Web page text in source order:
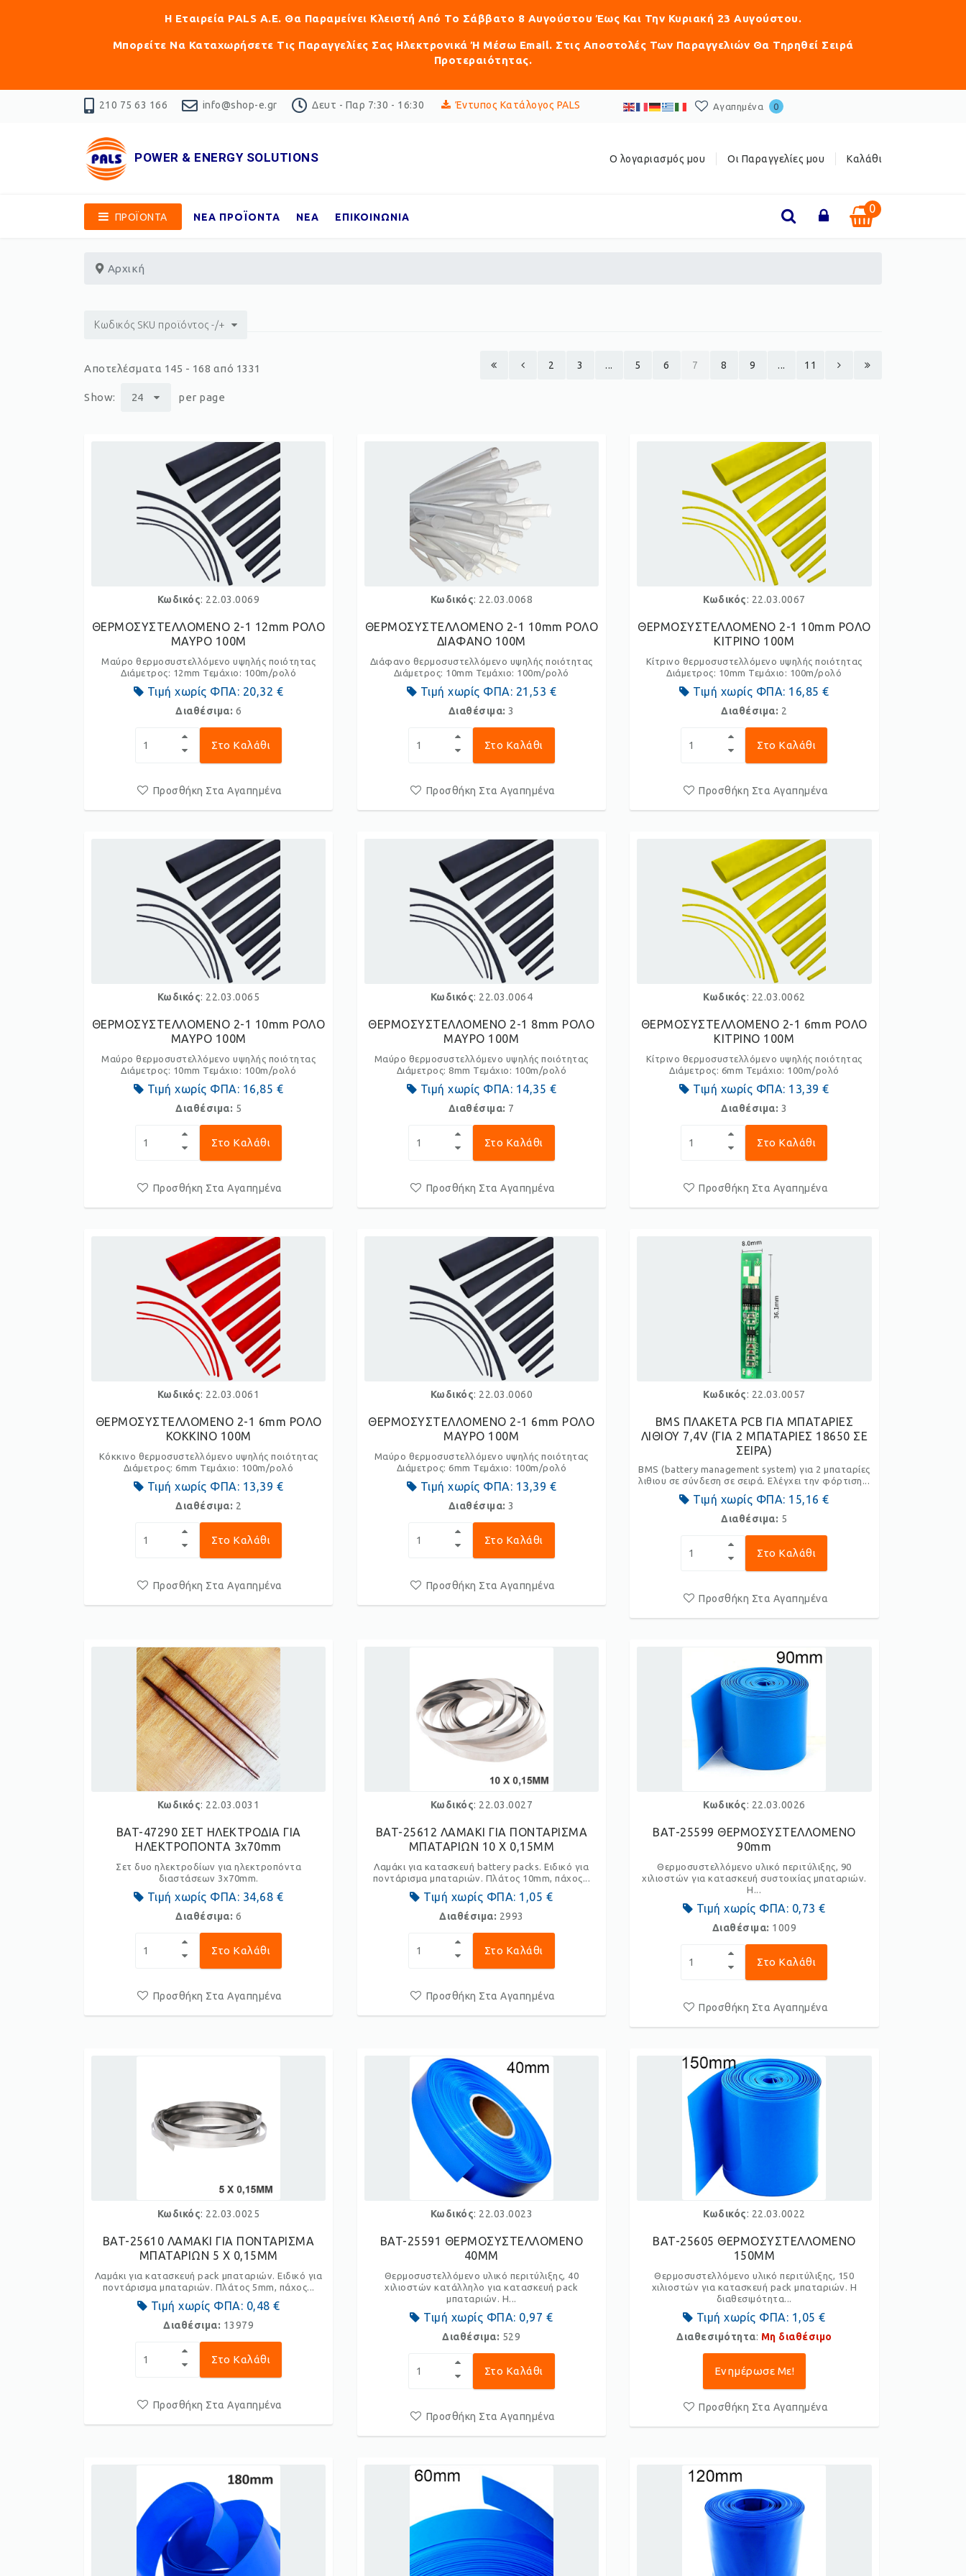
Η Εταιρεία PALS Α.Ε. Θα Παραμείνει Κλειστή Από Το Σάββατο 8 Αυγούστου Έως Και Την Κυριακή 23 Αυγούστου.
Μπορείτε Να Καταχωρήσετε Τις Παραγγελίες Σας Ηλεκτρονικά Ή Μέσω Email. Στις Αποστολές Των Παραγγελιών Θα Τηρηθεί Σειρά
Προτεραιότητας.
210 75 63 166 info@shop-e.gr Δευτ - Παρ 7:30 - 16:30 Έντυπος Κατάλογος PALS Αγαπημένα 0
POWER & ENERGY SOLUTIONS Ο λογαριασμός μου Οι Παραγγελίες μου Καλάθι
ΠΡΟΪΟΝΤΑ ΝΕΑ ΠΡΟΪΟΝΤΑ ΝΕΑ ΕΠΙΚΟΙΝΩΝΙΑ
0
Αρχική
Κωδικός SKU προϊόντος -/+
Αποτελέσματα 145 - 168 από 1331
Show: 24 per page
2 3 ... 5 6 7 8 9 ... 11
Κωδικός: 22.03.0069
ΘΕΡΜΟΣΥΣΤΕΛΛΟΜΕΝΟ 2-1 12mm ΡΟΛΟ
ΜΑΥΡΟ 100M
Μαύρο θερμοσυστελλόμενο υψηλής ποιότητας
Διάμετρος: 12mm Τεμάχιο: 100m/ρολό
Τιμή χωρίς ΦΠΑ: 20,32 €
Διαθέσιμα: 6
Στο Καλάθι
Προσθήκη Στα Αγαπημένα
Κωδικός: 22.03.0068
ΘΕΡΜΟΣΥΣΤΕΛΛΟΜΕΝΟ 2-1 10mm ΡΟΛΟ
ΔΙΑΦΑΝΟ 100M
Διάφανο θερμοσυστελλόμενο υψηλής ποιότητας
Διάμετρος: 10mm Τεμάχιο: 100m/ρολό
Τιμή χωρίς ΦΠΑ: 21,53 €
Διαθέσιμα:3
Στο Καλάθι
Προσθήκη Στα Αγαπημένα
Κωδικός: 22.03.0067
ΘΕΡΜΟΣΥΣΤΕΛΛΟΜΕΝΟ 2-1 10mm ΡΟΛΟ
ΚΙΤΡΙΝΟ 100M
Κίτρινο θερμοσυστελλόμενο υψηλής ποιότητας
Διάμετρος: 10mm Τεμάχιο: 100m/ρολό
Τιμή χωρίς ΦΠΑ: 16,85 €
Διαθέσιμα: 2
Στο Καλάθι
Προσθήκη Στα Αγαπημένα
Κωδικός: 22.03.0065
ΘΕΡΜΟΣΥΣΤΕΛΛΟΜΕΝΟ 2-1 10mm ΡΟΛΟ
ΜΑΥΡΟ 100M
Μαύρο θερμοσυστελλόμενο υψηλής ποιότητας
Διάμετρος: 10mm Τεμάχιο: 100m/ρολό
Τιμή χωρίς ΦΠΑ: 16,85 €
Διαθέσιμα: 5
Στο Καλάθι
Προσθήκη Στα Αγαπημένα
Κωδικός: 22.03.0064
ΘΕΡΜΟΣΥΣΤΕΛΛΟΜΕΝΟ 2-1 8mm ΡΟΛΟ
ΜΑΥΡΟ 100M
Μαύρο θερμοσυστελλόμενο υψηλής ποιότητας
Διάμετρος: 8mm Τεμάχιο: 100m/ρολό
Τιμή χωρίς ΦΠΑ: 14,35 €
Διαθέσιμα: 7
Στο Καλάθι
Προσθήκη Στα Αγαπημένα
Κωδικός: 22.03.0062
ΘΕΡΜΟΣΥΣΤΕΛΛΟΜΕΝΟ 2-1 6mm ΡΟΛΟ
ΚΙΤΡΙΝΟ 100M
Κίτρινο θερμοσυστελλόμενο υψηλής ποιότητας
Διάμετρος: 6mm Τεμάχιο: 100m/ρολό
Τιμή χωρίς ΦΠΑ: 13,39 €
Διαθέσιμα: 3
Στο Καλάθι
Προσθήκη Στα Αγαπημένα
Κωδικός: 22.03.0061
ΘΕΡΜΟΣΥΣΤΕΛΛΟΜΕΝΟ 2-1 6mm ΡΟΛΟ
ΚΟΚΚΙΝΟ 100M
Κόκκινο θερμοσυστελλόμενο υψηλής ποιότητας
Διάμετρος: 6mm Τεμάχιο: 100m/ρολό
Τιμή χωρίς ΦΠΑ: 13,39 €
Διαθέσιμα: 2
Στο Καλάθι
Προσθήκη Στα Αγαπημένα
Κωδικός: 22.03.0060
ΘΕΡΜΟΣΥΣΤΕΛΛΟΜΕΝΟ 2-1 6mm ΡΟΛΟ
ΜΑΥΡΟ 100M
Μαύρο θερμοσυστελλόμενο υψηλής ποιότητας
Διάμετρος: 6mm Τεμάχιο: 100m/ρολό
Τιμή χωρίς ΦΠΑ: 13,39 €
Διαθέσιμα:3
Στο Καλάθι
Προσθήκη Στα Αγαπημένα
Κωδικός: 22.03.0057
BMS ΠΛΑΚΕΤΑ PCB ΓΙΑ ΜΠΑΤΑΡΙΕΣ
ΛΙΘΙΟΥ 7,4V (ΓΙΑ 2 ΜΠΑΤΑΡΙΕΣ 18650 ΣΕ
ΣΕΙΡΑ)
BMS (battery management system) για 2 μπαταρίες
λιθιου σε σύνδεση σε σειρά. Ελέγχει την φόρτιση...
Τιμή χωρίς ΦΠΑ: 15,16 €
Διαθέσιμα: 5
Στο Καλάθι
Προσθήκη Στα Αγαπημένα
Κωδικός: 22.03.0031
BAT-47290 ΣΕΤ ΗΛΕΚΤΡΟΔΙΑ ΓΙΑ
ΗΛΕΚΤΡΟΠΟΝΤΑ 3x70mm
Σετ δυο ηλεκτροδίων για ηλεκτροπόντα
διαστάσεων 3x70mm.
Τιμή χωρίς ΦΠΑ: 34,68 €
Διαθέσιμα: 6
Στο Καλάθι
Προσθήκη Στα Αγαπημένα
Κωδικός: 22.03.0027
BAT-25612 ΛΑΜΑΚΙ ΓΙΑ ΠΟΝΤΑΡΙΣΜΑ
ΜΠΑΤΑΡΙΩΝ 10 X 0,15ΜΜ
Λαμάκι για κατασκευή battery packs. Ειδικό για
ποντάρισμα μπαταριών. Πλάτος 10mm, πάχος...
Τιμή χωρίς ΦΠΑ: 1,05 €
Διαθέσιμα: 2993
Στο Καλάθι
Προσθήκη Στα Αγαπημένα
Κωδικός: 22.03.0026
BAT-25599 ΘΕΡΜΟΣΥΣΤΕΛΛΟΜΕΝΟ
90mm
Θερμοσυστελλόμενο υλικό περιτύλιξης, 90
χιλιοστών για κατασκευή συστοιχίας μπαταριών.
Η...
Τιμή χωρίς ΦΠΑ: 0,73 €
Διαθέσιμα: 1009
Στο Καλάθι
Προσθήκη Στα Αγαπημένα
Κωδικός: 22.03.0025
BAT-25610 ΛΑΜΑΚΙ ΓΙΑ ΠΟΝΤΑΡΙΣΜΑ
ΜΠΑΤΑΡΙΩΝ 5 Χ 0,15ΜΜ
Λαμάκι για κατασκευή pack μπαταριών. Ειδικό για
ποντάρισμα μπαταριών. Πλάτος 5mm, πάχος...
Τιμή χωρίς ΦΠΑ: 0,48 €
Διαθέσιμα: 13979
Στο Καλάθι
Προσθήκη Στα Αγαπημένα
Κωδικός: 22.03.0023
BAT-25591 ΘΕΡΜΟΣΥΣΤΕΛΛΟΜΕΝΟ
40ΜΜ
Θερμοσυστελλόμενο υλικό περιτύλιξης, 40
χιλιοστών κατάλληλο για κατασκευή pack
μπαταριών. Η...
Τιμή χωρίς ΦΠΑ: 0,97 €
Διαθέσιμα: 529
Στο Καλάθι
Προσθήκη Στα Αγαπημένα
Κωδικός: 22.03.0022
BAT-25605 ΘΕΡΜΟΣΥΣΤΕΛΛΟΜΕΝΟ
150ΜΜ
Θερμοσυστελλόμενο υλικό περιτύλιξης, 150
χιλιοστών για κατασκευή pack μπαταριών. Η
διαθεσιμότητα...
Τιμή χωρίς ΦΠΑ: 1,05 €
Διαθεσιμότητα: Μη διαθέσιμο
Ενημέρωσε Με!
Προσθήκη Στα Αγαπημένα